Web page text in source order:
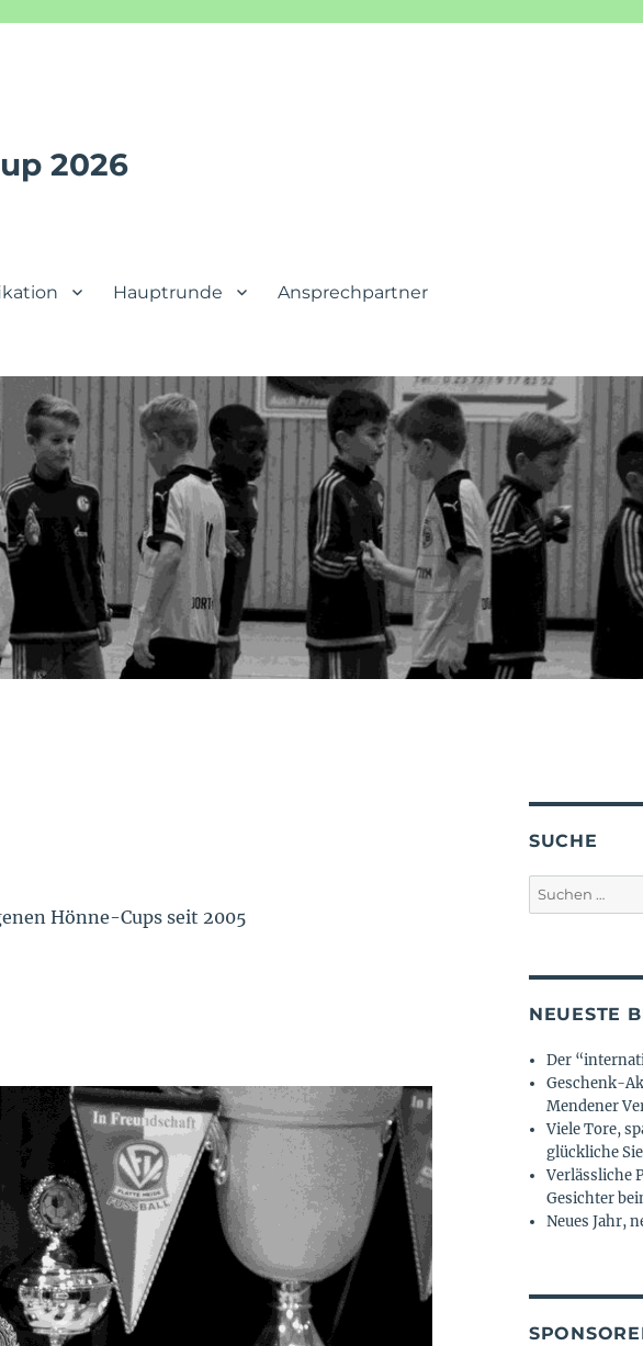
2026
Hauptrunde Ansprechpartner
Hönne-Cups seit 2005
SUCHE
NEUESTE
Der
Geschenk-
Mendener
Viele Tore,
glückliche
Verlässliche
Gesichter
Neues Jahr,